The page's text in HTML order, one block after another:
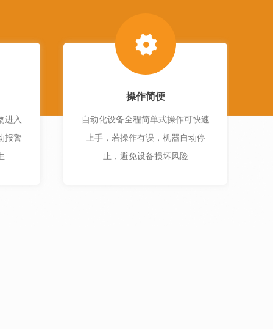
操作简便
进入
报警
自动化设备全程简单式操作可快速
上手，若操作有误，机器自动停
止，避免设备损坏风险